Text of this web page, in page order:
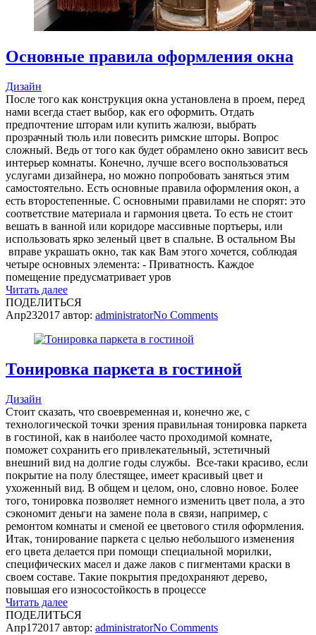
Основные правила оформления окна
Дизайн
После того как конструкция окна установлена в проем, перед
нами всегда стает выбор, как его оформить. Отдать
предпочтение шторам или купить жалюзи, выбрать
прозрачный тюль или повесить римские шторы. Вопрос
сложный. Ведь от того как будет обрамлено окно зависит весь
интерьер комнаты. Конечно, лучше всего воспользоваться
услугами дизайнера, но можно попробовать заняться этим
самостоятельно. Есть основные правила оформления окон, а
есть второстепенные. С основными правилами не спорят: это
соответствие материала и гармония цвета. То есть не стоит
вешать в ванной или коридоре массивные портьеры, или
использовать ярко зеленый цвет в спальне. В остальном Вы
вправе украшать окно, так как Вам этого хочется, соблюдая
четыре основных элемента: - Приватность. Каждое
помещение предусматривает уров
Читать далее
ПОДЕЛИТЬСЯ
Апр232017 автор: administratorNo Comments
Тонировка паркета в гостиной
Дизайн
Стоит сказать, что своевременная и, конечно же, с
технологической точки зрения правильная тонировка паркета
в гостиной, как в наиболее часто проходимой комнате,
поможет сохранить его привлекательный, эстетичный
внешний вид на долгие годы службы. Все-таки красиво, если
покрытие на полу блестящее, имеет красивый цвет и
ухоженный вид. В общем и целом, оно, словно новое. Более
того, тонировка позволяет немного изменить цвет пола, а это
сэкономит деньги на замене пола в связи, например, с
ремонтом комнаты и сменой ее цветового стиля оформления.
Итак, тонирование паркета с целью небольшого изменения
его цвета делается при помощи специальной морилки,
специфических масел и даже лаков с пигментами краски в
своем составе. Такие покрытия предохраняют дерево,
повышая его износостойкость в процессе
Читать далее
ПОДЕЛИТЬСЯ
Апр172017 автор: administratorNo Comments